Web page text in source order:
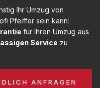
Ihr Umzug von
Pfeiffer sein kann:
für Ihren Umzug aus
Service zu
ANFRAGEN